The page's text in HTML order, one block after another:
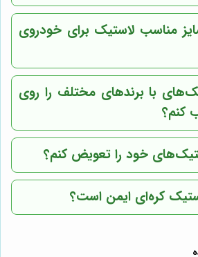
مناسب لاستیک برای خودروی
با برندهای مختلف را روی
کنم؟
خود را تعویض کنم؟
کره‌ای ایمن است؟